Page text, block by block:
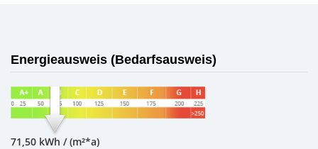
Energieausweis (Bedarfsausweis)
71,50 kWh / (m²*a)